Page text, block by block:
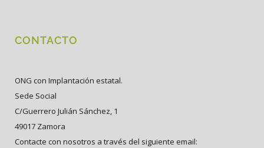
CONTACTO
ONG con Implantación estatal.
Sede Social
C/Guerrero Julián Sánchez, 1
49017 Zamora
Contacte con nosotros a través del siguiente email: